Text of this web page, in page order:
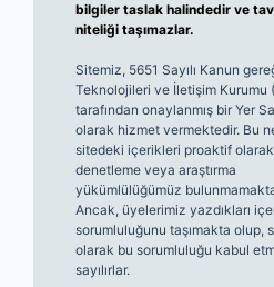
bilgiler taslak halindedir ve
niteliği taşımazlar.
Sitemiz, 5651 Sayılı Kanun
Teknolojileri ve İletişim Kurumu
tarafından onaylanmış bir Yer
olarak hizmet vermektedir. Bu
sitedeki içerikleri proaktif olarak
denetleme veya araştırma
yükümlülüğümüz
Ancak, üyelerimiz yazdıkları
sorumluluğunu taşımakta olup,
olarak bu sorumluluğu kabul
sayılırlar.